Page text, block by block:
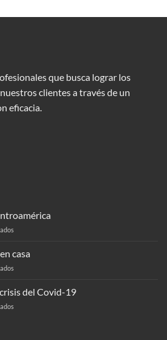
que busca lograr los
clientes a través de un
eficacia.
casa
quedamos
casa
del Covid-19